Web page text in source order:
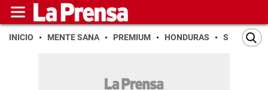
INICIO MENTE SANA PREMIUM HONDURAS SAN PEDRO